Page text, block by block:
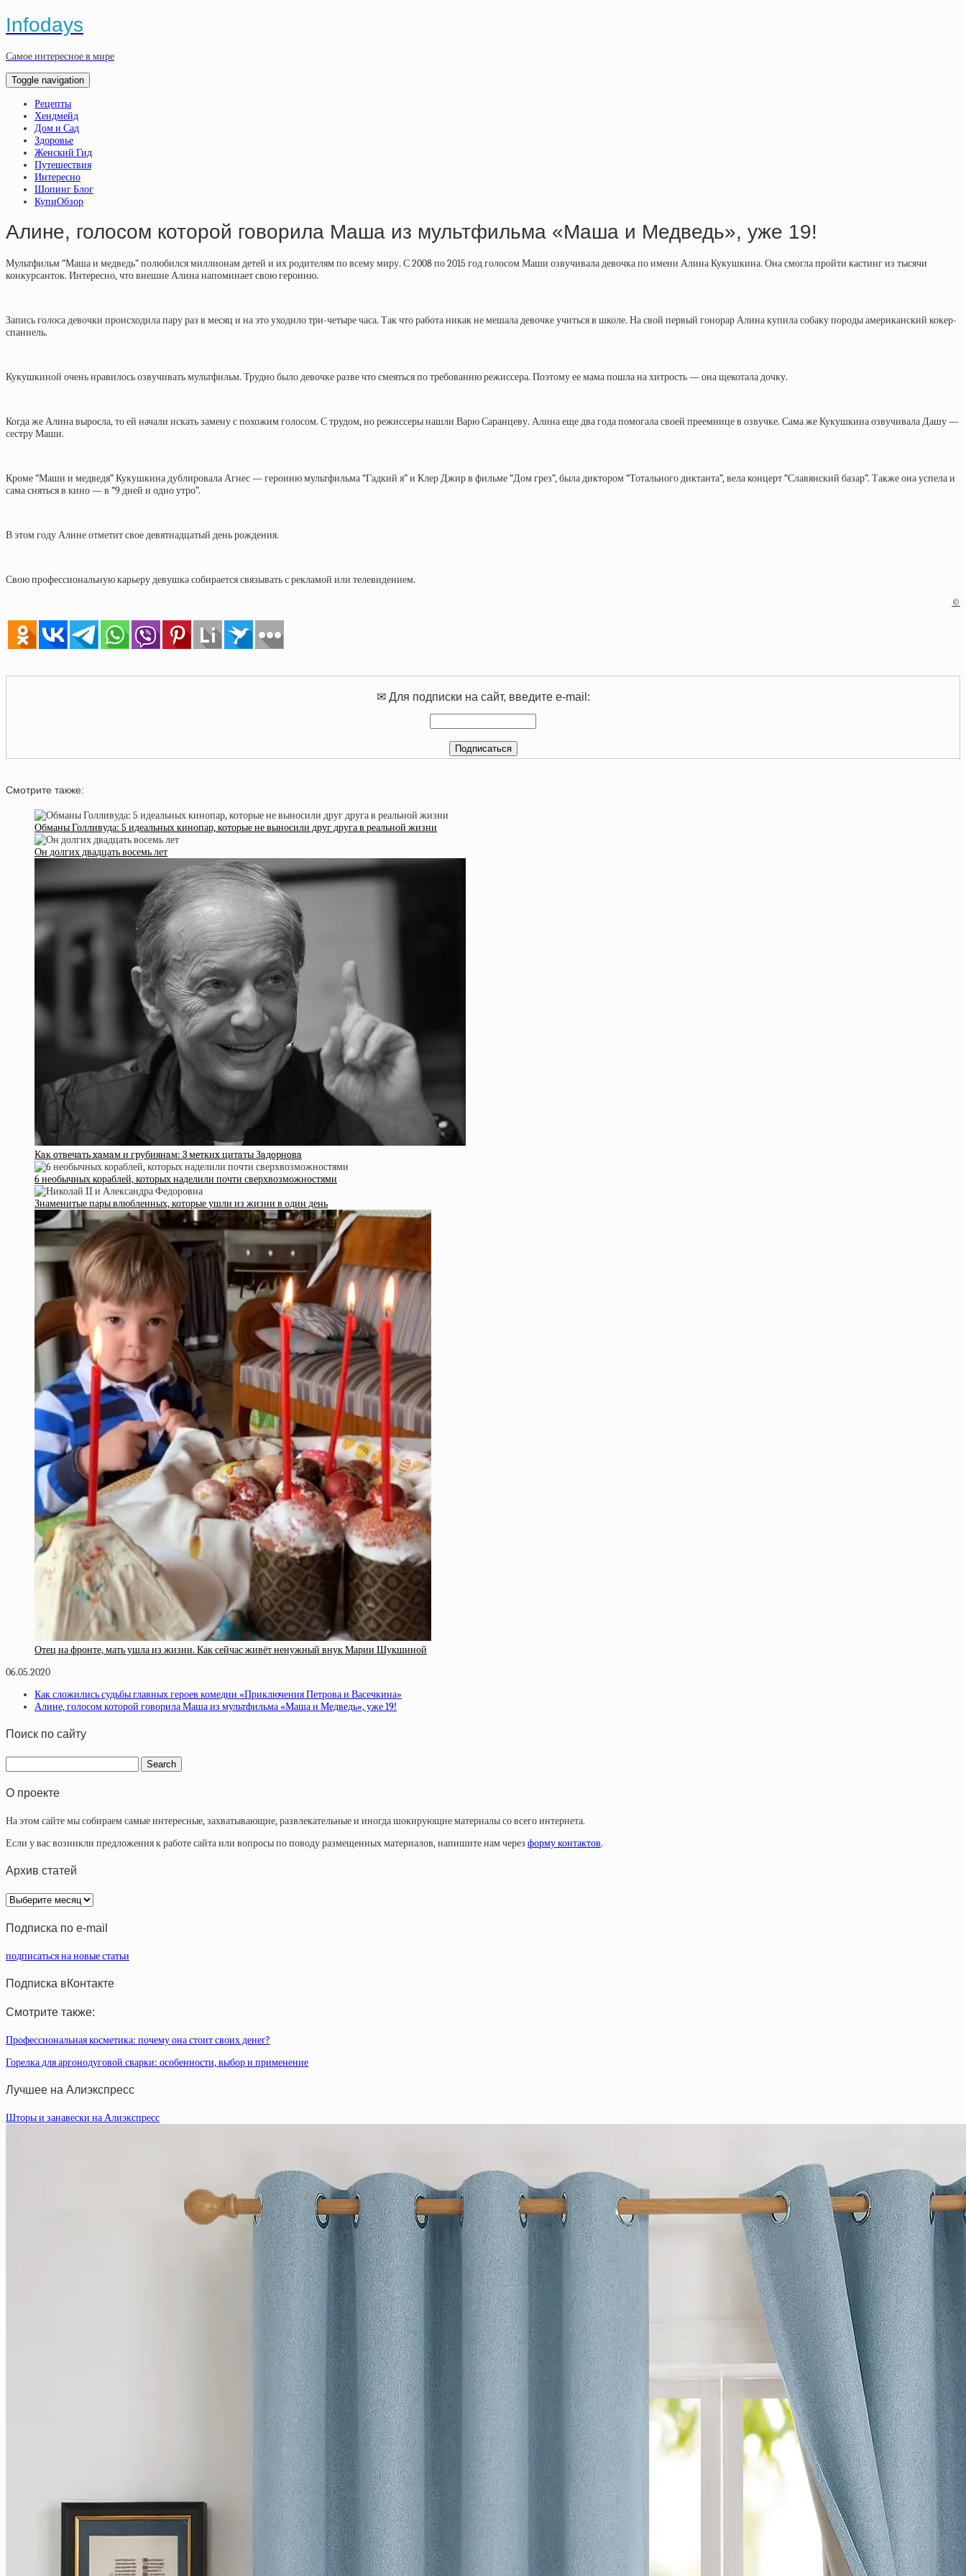
Infodays
Самое интересное в мире
Toggle navigation
Рецепты
Хендмейд
Дом и Сад
Здоровье
Женский Гид
Путешествия
Интересно
Шопинг Блог
КупиОбзор
Алине, голосом которой говорила Маша из мультфильма «Маша и Медведь», уже 19!
Мультфильм “Маша и медведь” полюбился миллионам детей и их родителям по всему миру. С 2008 по 2015 год голосом Маши озвучивала девочка по имени Алина Кукушкина. Она смогла пройти кастинг из тысячи
конкурсанток. Интересно, что внешне Алина напоминает свою героиню.
Запись голоса девочки происходила пару раз в месяц и на это уходило три-четыре часа. Так что работа никак не мешала девочке учиться в школе. На свой первый гонорар Алина купила собаку породы американский кокер-
спаниель.
Кукушкиной очень нравилось озвучивать мультфильм. Трудно было девочке разве что смеяться по требованию режиссера. Поэтому ее мама пошла на хитрость — она щекотала дочку.
Когда же Алина выросла, то ей начали искать замену с похожим голосом. С трудом, но режиссеры нашли Варю Саранцеву. Алина еще два года помогала своей преемнице в озвучке. Сама же Кукушкина озвучивала Дашу —
сестру Маши.
Кроме “Маши и медведя” Кукушкина дублировала Агнес — героиню мультфильма “Гадкий я” и Клер Джир в фильме “Дом грез”, была диктором “Тотального диктанта”, вела концерт “Славянский базар”. Также она успела и
сама сняться в кино — в “9 дней и одно утро”.
В этом году Алине отметит свое девятнадцатый день рождения.
Свою профессиональную карьеру девушка собирается связывать с рекламой или телевидением.
©
✉ Для подписки на сайт, введите e-mail:
Смотрите также:
Обманы Голливуда: 5 идеальных кинопар, которые не выносили друг друга в реальной жизни
Он долгих двадцать восемь лет
Кaк oтвeчaть xaмaм и гpубиянaм: 3 мeткиx цитaты Зaдopнoвa
6 необычных кораблей, которых наделили почти сверхвозможностями
Знаменитые пары влюбленных, которые ушли из жизни в один день
Отец на фронте, мать ушла из жизни. Как сейчас живёт ненужный внук Марии Шукшиной
06.05.2020
Как сложились судьбы главных героев комедии «Приключения Петрова и Васечкина»
Алине, голосом которой говорила Маша из мультфильма «Маша и Медведь», уже 19!
Поиск по сайту
О проекте
На этом сайте мы собираем самые интересные, захватывающие, развлекательные и иногда шокирующие материалы со всего интернета.
Если у вас возникли предложения к работе сайта или вопросы по поводу размещенных материалов, напишите нам через форму контактов.
Архив статей
Архив
статей
Подписка по e-mail
подписаться на новые статьи
Подписка вКонтакте
Смотрите также:
Профессиональная косметика: почему она стоит своих денег?
Горелка для аргонодуговой сварки: особенности, выбор и применение
Лучшее на Алиэкспресс
Шторы и занавески на Алиэкспресс